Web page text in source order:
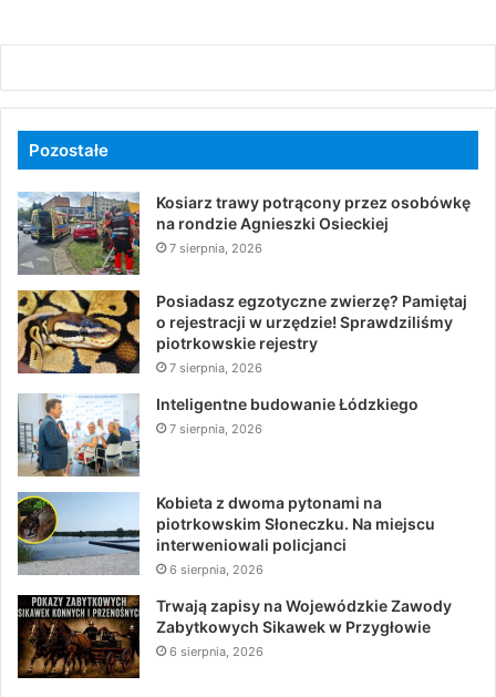
Pozostałe
Kosiarz trawy potrącony przez osobówkę
na rondzie Agnieszki Osieckiej
7 sierpnia, 2026
Posiadasz egzotyczne zwierzę? Pamiętaj
o rejestracji w urzędzie! Sprawdziliśmy
piotrkowskie rejestry
7 sierpnia, 2026
Inteligentne budowanie Łódzkiego
7 sierpnia, 2026
Kobieta z dwoma pytonami na
piotrkowskim Słoneczku. Na miejscu
interweniowali policjanci
6 sierpnia, 2026
Trwają zapisy na Wojewódzkie Zawody
Zabytkowych Sikawek w Przygłowie
6 sierpnia, 2026